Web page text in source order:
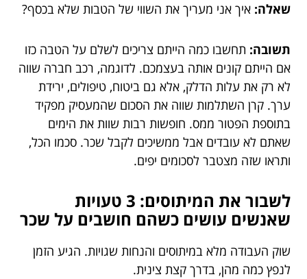
שאלה: איך אני מעריך את השווי של הטבות שלא בכסף?
תשובה: תחשבו כמה הייתם צריכים לשלם על הטבה כזו
אם הייתם קונים אותה בעצמכם. לדוגמה, רכב חברה שווה
לא רק את עלות הדלק, אלא גם ביטוח, טיפולים, ירידת
ערך. קרן השתלמות שווה את הסכום שהמעסיק מפקיד
בתוספת הפטור ממס. חופשות רבות שוות את הימים
שאתם לא עובדים אבל ממשיכים לקבל שכר. סכמו הכל,
ותראו שזה מצטבר לסכומים יפים.
לשבור את המיתוסים: 3 טעויות
שאנשים עושים כשהם חושבים על שכר
שוק העבודה מלא במיתוסים והנחות שגויות. הגיע הזמן
לנפץ כמה מהן, בדרך קצת צינית.